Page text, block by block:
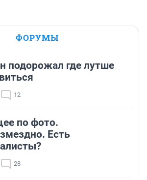
ФОРУМЫ
подорожал где лутше
12
по фото.
Есть
28